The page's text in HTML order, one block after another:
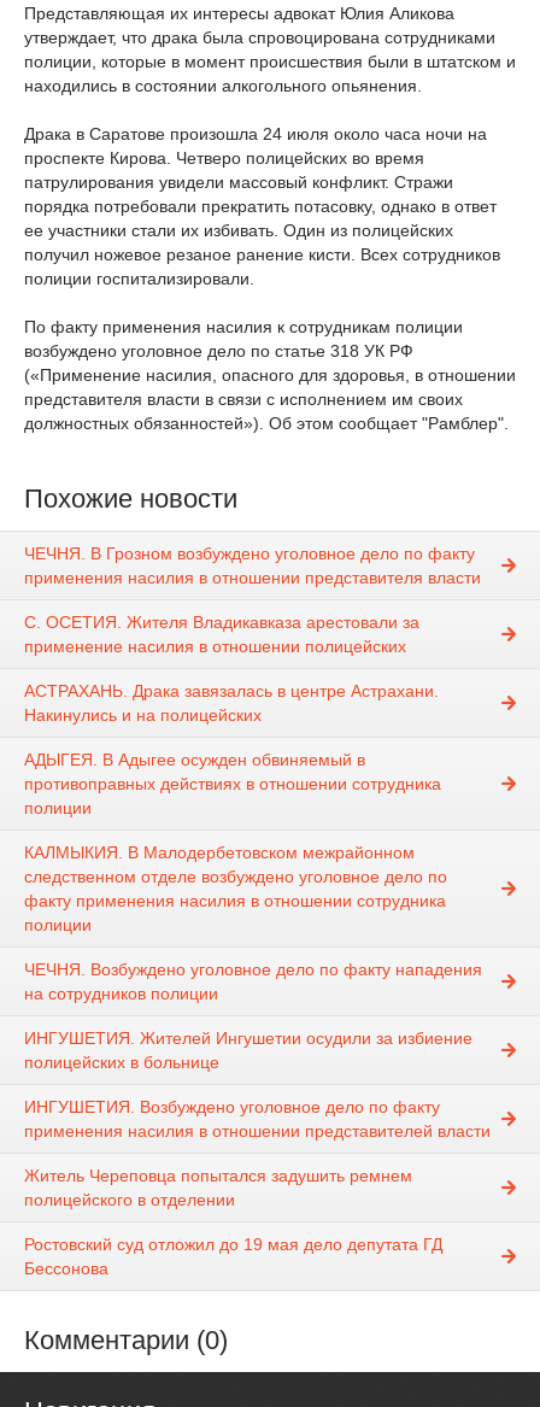
Представляющая их интересы адвокат Юлия Аликова
утверждает, что драка была спровоцирована сотрудниками
полиции, которые в момент происшествия были в штатском и
находились в состоянии алкогольного опьянения.
Драка в Саратове произошла 24 июля около часа ночи на
проспекте Кирова. Четверо полицейских во время
патрулирования увидели массовый конфликт. Стражи
порядка потребовали прекратить потасовку, однако в ответ
ее участники стали их избивать. Один из полицейских
получил ножевое резаное ранение кисти. Всех сотрудников
полиции госпитализировали.
По факту применения насилия к сотрудникам полиции
возбуждено уголовное дело по статье 318 УК РФ
(«Применение насилия, опасного для здоровья, в отношении
представителя власти в связи с исполнением им своих
должностных обязанностей»). Об этом сообщает "Рамблер".
Похожие новости
ЧЕЧНЯ. В Грозном возбуждено уголовное дело по факту
применения насилия в отношении представителя власти
С. ОСЕТИЯ. Жителя Владикавказа арестовали за
применение насилия в отношении полицейских
АСТРАХАНЬ. Драка завязалась в центре Астрахани.
Накинулись и на полицейских
АДЫГЕЯ. В Адыгее осужден обвиняемый в
противоправных действиях в отношении сотрудника
полиции
КАЛМЫКИЯ. В Малодербетовском межрайонном
следственном отделе возбуждено уголовное дело по
факту применения насилия в отношении сотрудника
полиции
ЧЕЧНЯ. Возбуждено уголовное дело по факту нападения
на сотрудников полиции
ИНГУШЕТИЯ. Жителей Ингушетии осудили за избиение
полицейских в больнице
ИНГУШЕТИЯ. Возбуждено уголовное дело по факту
применения насилия в отношении представителей власти
Житель Череповца попытался задушить ремнем
полицейского в отделении
Ростовский суд отложил до 19 мая дело депутата ГД
Бессонова
Комментарии (0)